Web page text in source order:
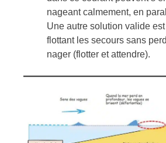
nageant calmement, en
Une autre solution valide est
flottant les secours sans
nager (flotter et attendre).